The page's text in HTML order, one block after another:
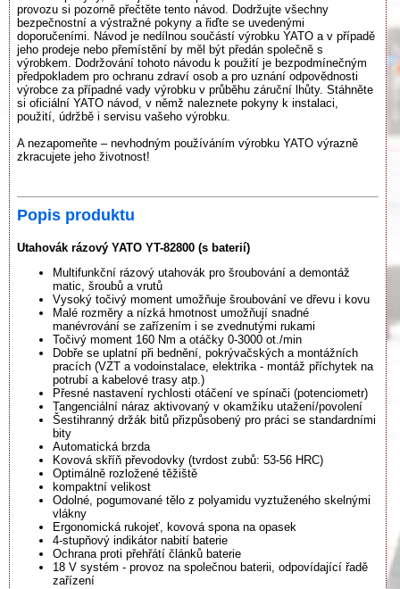
provozu si pozorně přečtěte tento návod. Dodržujte všechny
bezpečnostní a výstražné pokyny a řiďte se uvedenými
doporučeními. Návod je nedílnou součástí výrobku YATO a v případě
jeho prodeje nebo přemístění by měl být předán společně s
výrobkem. Dodržování tohoto návodu k použití je bezpodmínečným
předpokladem pro ochranu zdraví osob a pro uznání odpovědnosti
výrobce za případné vady výrobku v průběhu záruční lhůty. Stáhněte
si oficiální YATO návod, v němž naleznete pokyny k instalaci,
použití, údržbě i servisu vašeho výrobku.
A nezapomeňte – nevhodným používáním výrobku YATO výrazně
zkracujete jeho životnost!
Popis produktu
Utahovák rázový YATO YT-82800 (s baterií)
Multifunkční rázový utahovák pro šroubování a demontáž
matic, šroubů a vrutů
Vysoký točivý moment umožňuje šroubování ve dřevu i kovu
Malé rozměry a nízká hmotnost umožňují snadné
manévrování se zařízením i se zvednutými rukami
Točivý moment 160 Nm a otáčky 0-3000 ot./min
Dobře se uplatní při bednění, pokrývačských a montážních
pracích (VZT a vodoinstalace, elektrika - montáž příchytek na
potrubí a kabelové trasy atp.)
Přesné nastavení rychlosti otáčení ve spínači (potenciometr)
Tangenciální náraz aktivovaný v okamžiku utažení/povolení
Šestihranný držák bitů přizpůsobený pro práci se standardními
bity
Automatická brzda
Kovová skříň převodovky (tvrdost zubů: 53-56 HRC)
Optimálně rozložené těžiště
kompaktní velikost
Odolné, pogumované tělo z polyamidu vyztuženého skelnými
vlákny
Ergonomická rukojeť, kovová spona na opasek
4-stupňový indikátor nabití baterie
Ochrana proti přehřátí článků baterie
18 V systém - provoz na společnou baterii, odpovídající řadě
zařízení